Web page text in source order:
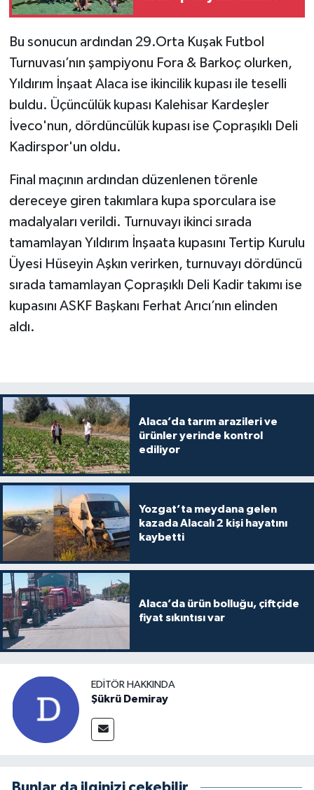
Bu sonucun ardından 29.Orta Kuşak Futbol
Turnuvası’nın şampiyonu Fora & Barkoç olurken,
Yıldırım İnşaat Alaca ise ikincilik kupası ile teselli
buldu. Üçüncülük kupası Kalehisar Kardeşler
İveco'nun, dördüncülük kupası ise Çopraşıklı Deli
Kadirspor'un oldu.
Final maçının ardından düzenlenen törenle
dereceye giren takımlara kupa sporculara ise
madalyaları verildi. Turnuvayı ikinci sırada
tamamlayan Yıldırım İnşaata kupasını Tertip Kurulu
Üyesi Hüseyin Aşkın verirken, turnuvayı dördüncü
sırada tamamlayan Çopraşıklı Deli Kadir takımı ise
kupasını ASKF Başkanı Ferhat Arıcı’nın elinden
aldı.
Alaca’da tarım arazileri ve
ürünler yerinde kontrol
ediliyor
Yozgat’ta meydana gelen
kazada Alacalı 2 kişi hayatını
kaybetti
Alaca’da ürün bolluğu, çiftçide
fiyat sıkıntısı var
EDITÖR HAKKINDA
Şükrü Demiray